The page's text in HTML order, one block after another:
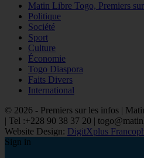
Matin Libre Togo, Premiers
Politique
Société
Sport
Culture
Économie
Togo Diaspora
Faits Divers
International
© 2026 - Premiers sur les infos |
| Tel :+228 90 38 37 20 |
Website Design: DigitXplus
Sign in